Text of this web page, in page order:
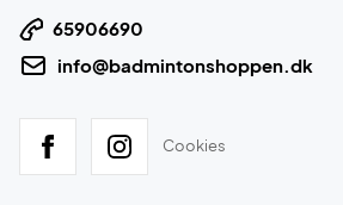
65906690
info@badmintonshoppen.dk
Cookies